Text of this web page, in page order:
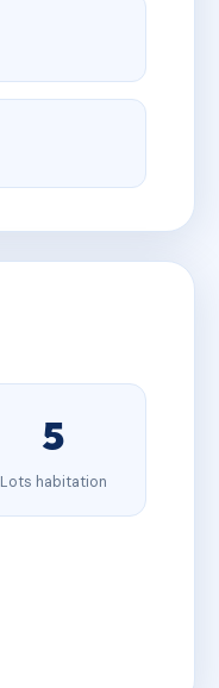
5
Lots habitation